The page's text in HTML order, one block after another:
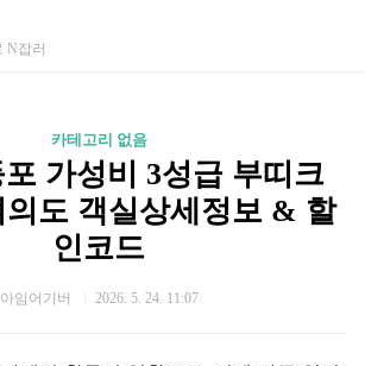
N잡러
카테고리 없음
가성비 3성급 부띠크
의도 객실상세정보 & 할
인코드
아임어기버 2026. 5. 24. 11:07